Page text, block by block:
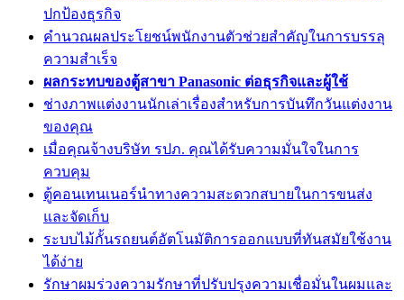
ปกป้องธุรกิจ
คำนวณผลประโยชน์พนักงานตัวช่วยสำคัญในการบรรลุ
ความสำเร็จ
ผลกระทบของตู้สาขา Panasonic ต่อธุรกิจและผู้ใช้
ช่างภาพแต่งงานนักเล่าเรื่องสำหรับการบันทึกวันแต่งงาน
ของคุณ
เมื่อคุณจ้างบริษัท รปภ. คุณได้รับความมั่นใจในการ
ควบคุม
ตู้คอนเทนเนอร์นำทางความสะดวกสบายในการขนส่ง
และจัดเก็บ
ระบบไม้กั้นรถยนต์อัตโนมัติการออกแบบที่ทันสมัยใช้งาน
ได้ง่าย
รักษาผมร่วงความรักษาที่ปรับปรุงความเชื่อมั่นในผมและ